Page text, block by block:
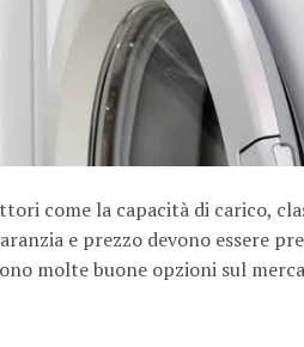
come la capacità di carico,
e prezzo devono essere
molte buone opzioni sul